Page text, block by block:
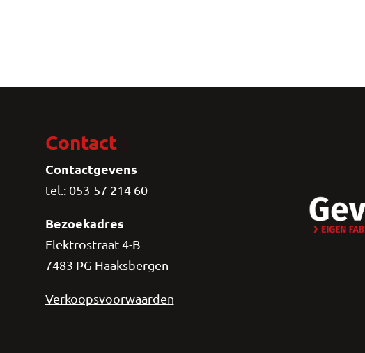
Contact
Contactgevens
tel.: 053-57 214 60
Bezoekadres
Elektrostraat 4-B
7483 PG Haaksbergen
Verkoopsvoorwaarden